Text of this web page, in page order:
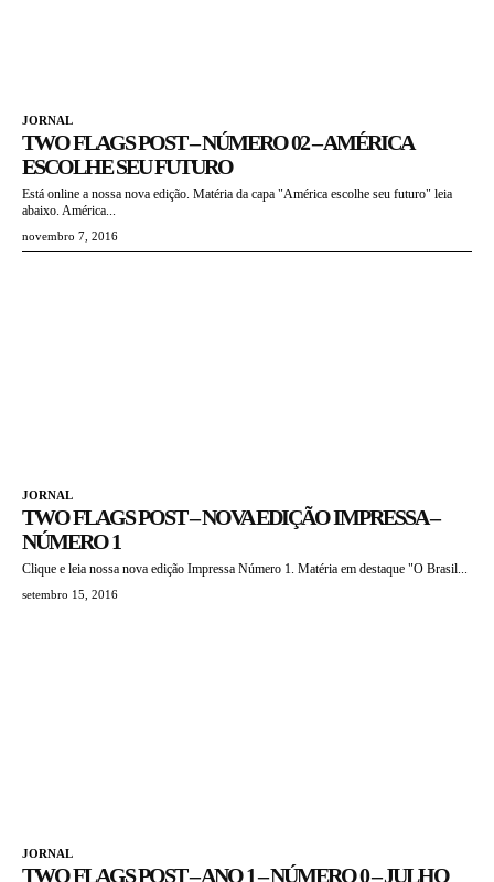
JORNAL
TWO FLAGS POST – NÚMERO 02 – AMÉRICA
ESCOLHE SEU FUTURO
Está online a nossa nova edição. Matéria da capa "América escolhe seu futuro" leia
abaixo. América...
novembro 7, 2016
JORNAL
TWO FLAGS POST – NOVA EDIÇÃO IMPRESSA –
NÚMERO 1
Clique e leia nossa nova edição Impressa Número 1. Matéria em destaque "O Brasil...
setembro 15, 2016
JORNAL
TWO FLAGS POST – ANO 1 – NÚMERO 0 – JULHO